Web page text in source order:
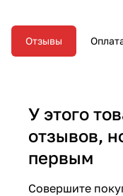
Отзывы
У этого
отзывов,
первым
Совершите